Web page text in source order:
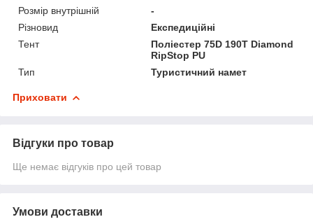
Розмір внутрішній
-
Різновид
Експедиційні
Тент
Поліестер 75D 190T Diamond
RipStop PU
Тип
Туристичний намет
Приховати
Відгуки про товар
Ще немає відгуків про цей товар
Умови доставки